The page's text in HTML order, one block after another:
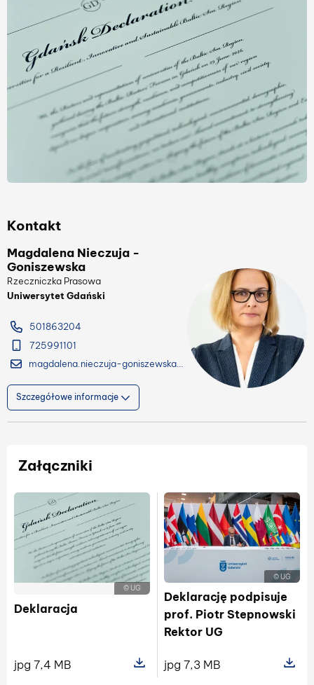
Kontakt
Magdalena Nieczuja -
Goniszewska
Rzeczniczka Prasowa
Uniwersytet Gdański
501863204
725991101
magdalena.nieczuja-goniszewska@ug.edu.pl
Szczegółowe informacje
Załączniki
© UG
Deklaracja
jpg 7,4 MB
Pokaż szczegóły pliku Deklaracja
© UG
Deklarację podpisuje
prof. Piotr Stepnowski
Rektor UG
jpg 7,3 MB